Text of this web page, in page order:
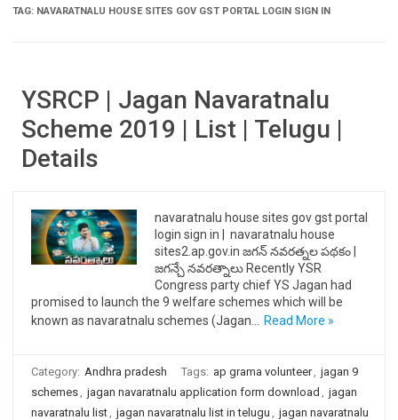
TAG: NAVARATNALU HOUSE SITES GOV GST PORTAL LOGIN SIGN IN
YSRCP | Jagan Navaratnalu
Scheme 2019 | List | Telugu |
Details
navaratnalu house sites gov gst portal
login sign in | navaratnalu house
sites2.ap.gov.in జగన్ నవరత్నల పథకం |
జగన్చే నవరత్నాలు Recently YSR
Congress party chief YS Jagan had
promised to launch the 9 welfare schemes which will be
known as navaratnalu schemes (Jagan…
Read More »
Category: Andhra pradesh Tags: ap grama volunteer, jagan 9
schemes, jagan navaratnalu application form download , jagan
navaratnalu list, jagan navaratnalu list in telugu , jagan navaratnalu